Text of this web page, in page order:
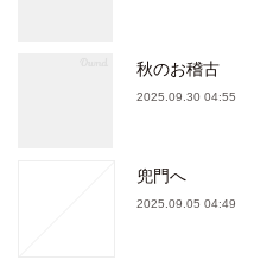
秋のお稽古
2025.09.30 04:55
兜門へ
2025.09.05 04:49